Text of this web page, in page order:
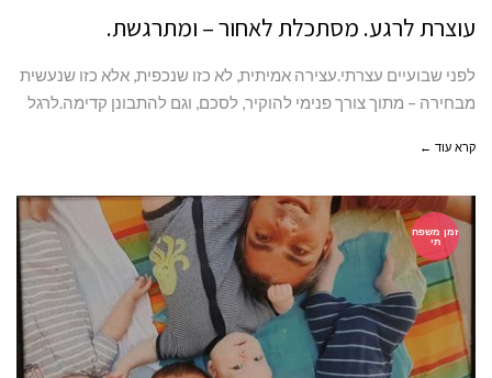
עוצרת לרגע. מסתכלת לאחור – ומתרגשת.
לפני שבועיים עצרתי.עצירה אמיתית, לא כזו שנכפית, אלא כזו שנעשית
מבחירה – מתוך צורך פנימי להוקיר, לסכם, וגם להתבונן קדימה.לרגל
קרא עוד ←
זמן משפח
תי